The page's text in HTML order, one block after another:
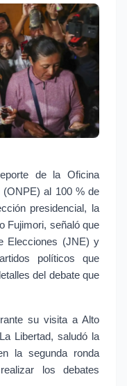
de la Oficina
(ONPE) al 100 % de
presidencial, la
Fujimori, señaló que
Elecciones (JNE) y
políticos que
del debate que
su visita a Alto
Libertad, saludó la
la segunda ronda
los debates